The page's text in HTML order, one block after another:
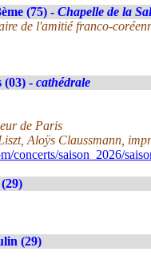
(75) - Chapelle de la
de l'amitié franco-
(03) - cathédrale
de Paris
Aloÿs Claussmann,
concerts/saison_2026/
(29)